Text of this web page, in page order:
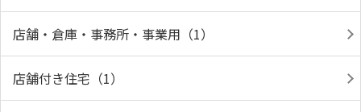
店舗・倉庫・事務所・事業用（1）
店舗付き住宅（1）